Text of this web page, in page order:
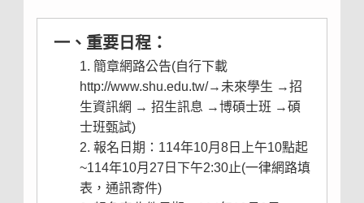
一、重要日程：
簡章網路公告(自行下載
http://www.shu.edu.tw/→未來學生 →招
生資訊網 → 招生訊息 →博碩士班 →碩
士班甄試)
報名日期：114年10月8日上午10點起
~114年10月27日下午2:30止(一律網路填
表，通訊寄件)